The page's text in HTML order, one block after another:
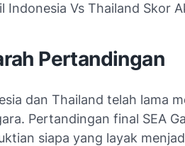
Indonesia Vs Thailand Skor
Pertandingan
dan Thailand telah lama
Pertandingan final SEA
siapa yang layak